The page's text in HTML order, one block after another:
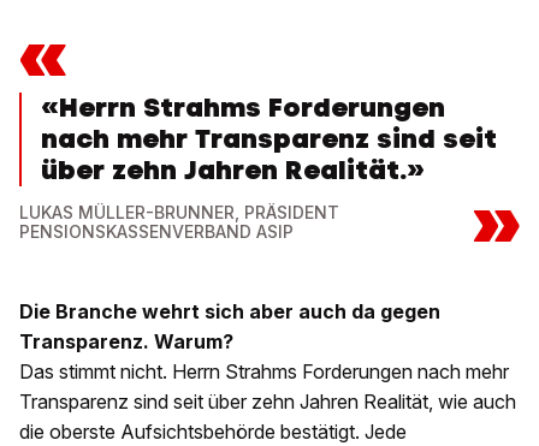
«
«Herrn Strahms Forderungen
nach mehr Transparenz sind seit
über zehn Jahren Realität.»
LUKAS MÜLLER-BRUNNER, PRÄSIDENT
PENSIONSKASSENVERBAND ASIP
»
Die Branche wehrt sich aber auch da gegen
Transparenz. Warum?
Das stimmt nicht. Herrn Strahms Forderungen nach mehr
Transparenz sind seit über zehn Jahren Realität, wie auch
die oberste Aufsichtsbehörde bestätigt. Jede